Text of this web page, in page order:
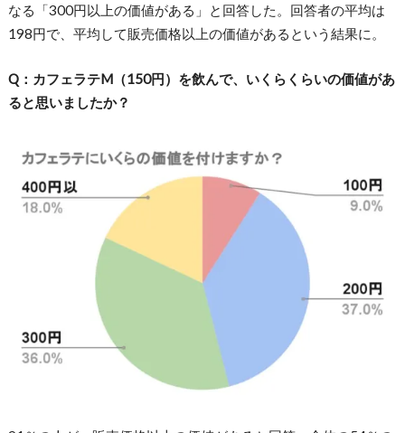
なる「300円以上の価値がある」と回答した。回答者の平均は
198円で、平均して販売価格以上の価値があるという結果に。
Q：カフェラテM（150円）を飲んで、いくらくらいの価値があ
ると思いましたか？